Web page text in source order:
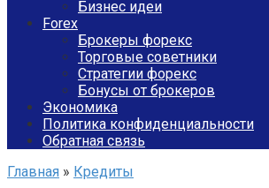
Бизнес идеи
Forex
Брокеры форекс
Торговые советники
Стратегии форекс
Бонусы от брокеров
Экономика
Политика конфиденциальности
Обратная связь
Главная » Кредиты